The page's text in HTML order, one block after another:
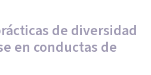
de diversidad
en conductas de